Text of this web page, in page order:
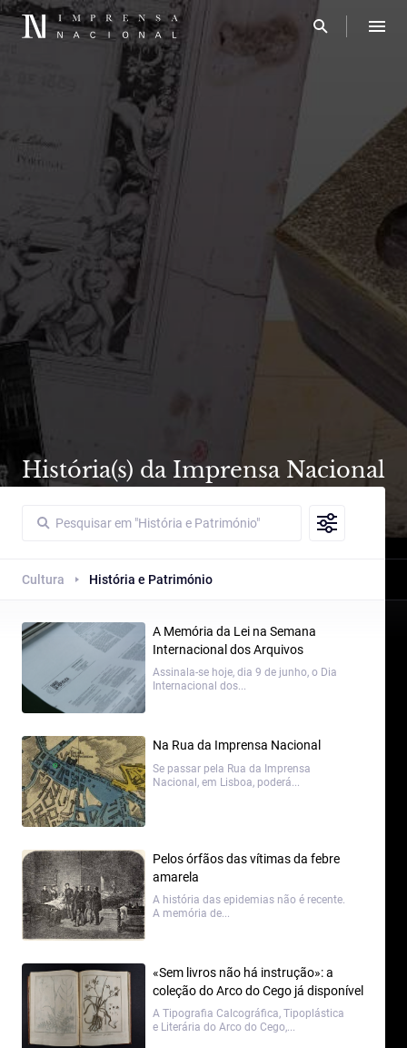
História(s) da Imprensa Nacional
Cultura História e Património
A Memória da Lei na Semana
Internacional dos Arquivos
Assinala-se hoje, dia 9 de junho, o Dia
Internacional dos...
Na Rua da Imprensa Nacional
Se passar pela Rua da Imprensa
Nacional, em Lisboa, poderá...
Pelos órfãos das vítimas da febre
amarela
A história das epidemias não é recente.
A memória de...
«Sem livros não há instrução»: a
coleção do Arco do Cego já disponível
no catálogo da biblioteca
A Tipografia Calcográfica, Tipoplástica
e Literária do Arco do Cego,...